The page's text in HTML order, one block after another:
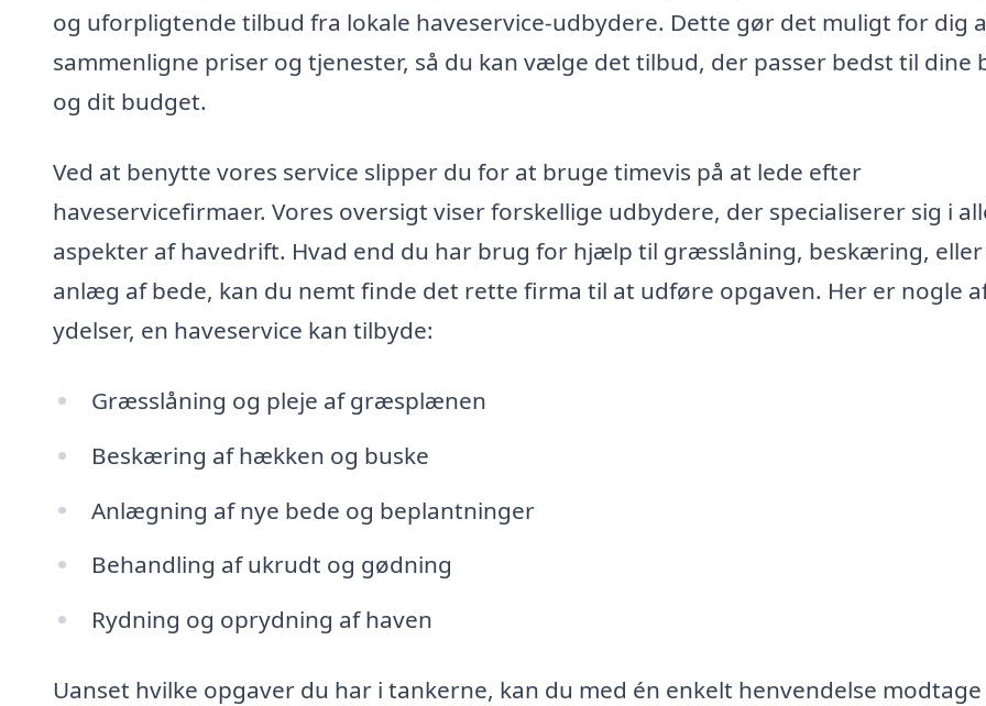
og uforpligtende tilbud fra lokale haveservice-udbydere. Dette gør det muligt for dig
sammenligne priser og tjenester, så du kan vælge det tilbud, der passer bedst til dine
og dit budget.
Ved at benytte vores service slipper du for at bruge timevis på at lede efter
haveservicefirmaer. Vores oversigt viser forskellige udbydere, der specialiserer sig i
aspekter af havedrift. Hvad end du har brug for hjælp til græsslåning, beskæring, eller
anlæg af bede, kan du nemt finde det rette firma til at udføre opgaven. Her er nogle
ydelser, en haveservice kan tilbyde:
Græsslåning og pleje af græsplænen
Beskæring af hækken og buske
Anlægning af nye bede og beplantninger
Behandling af ukrudt og gødning
Rydning og oprydning af haven
Uanset hvilke opgaver du har i tankerne, kan du med én enkelt henvendelse